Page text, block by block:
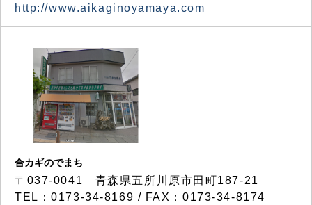
http://www.aikaginoyamaya.com
合カギのでまち
〒037-0041 青森県五所川原市田町187-21
TEL：0173-34-8169 / FAX：0173-34-8174